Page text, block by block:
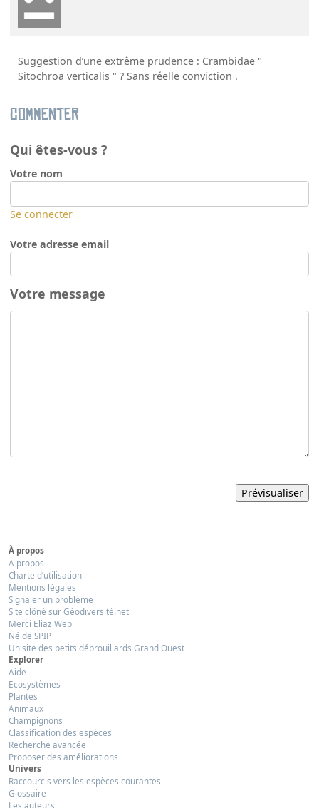
Suggestion d’une extrême prudence : Crambidae "
Sitochroa verticalis " ? Sans réelle conviction .
Commenter
Qui êtes-vous ?
Votre nom
Se connecter
Votre adresse email
Votre message
À propos
A propos
Charte d’utilisation
Mentions légales
Signaler un problème
Site clôné sur Géodiversité.net
Merci Eliaz Web
Né de SPIP
Un site des petits débrouillards Grand Ouest
Explorer
Aide
Ecosystèmes
Plantes
Animaux
Champignons
Classification des espèces
Recherche avancée
Proposer des améliorations
Univers
Raccourcis vers les espèces courantes
Glossaire
Les auteurs